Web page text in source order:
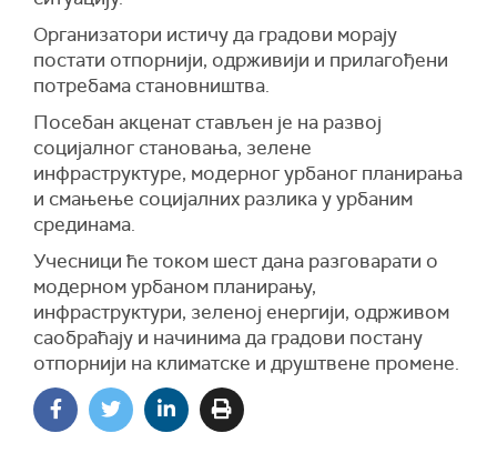
Организатори истичу да градови морају
постати отпорнији, одрживији и прилагођени
потребама становништва.
Посебан акценат стављен је на развој
социјалног становања, зелене
инфраструктуре, модерног урбаног планирања
и смањење социјалних разлика у урбаним
срединама.
Учесници ће током шест дана разговарати о
модерном урбаном планирању,
инфраструктури, зеленој енергији, одрживом
саобраћају и начинима да градови постану
отпорнији на климатске и друштвене промене.